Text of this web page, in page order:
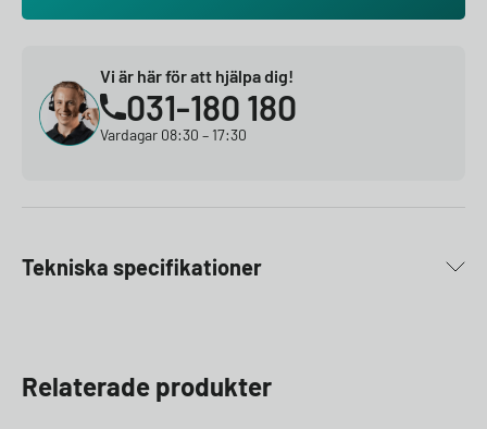
Vi är här för att hjälpa dig!
031-180 180
Vardagar 08:30 – 17:30
Tekniska specifikationer
Relaterade produkter